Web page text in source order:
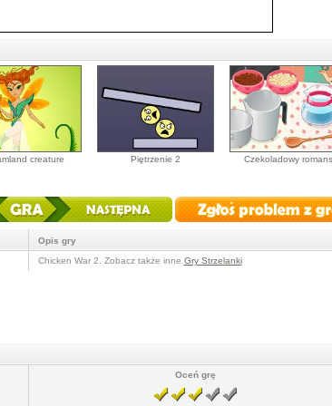
creature Piętrzenie 2 Czekoladowy romans
Opis gry
Chicken War 2. Zobacz także inne Gry Strzelanki
Oceń grę